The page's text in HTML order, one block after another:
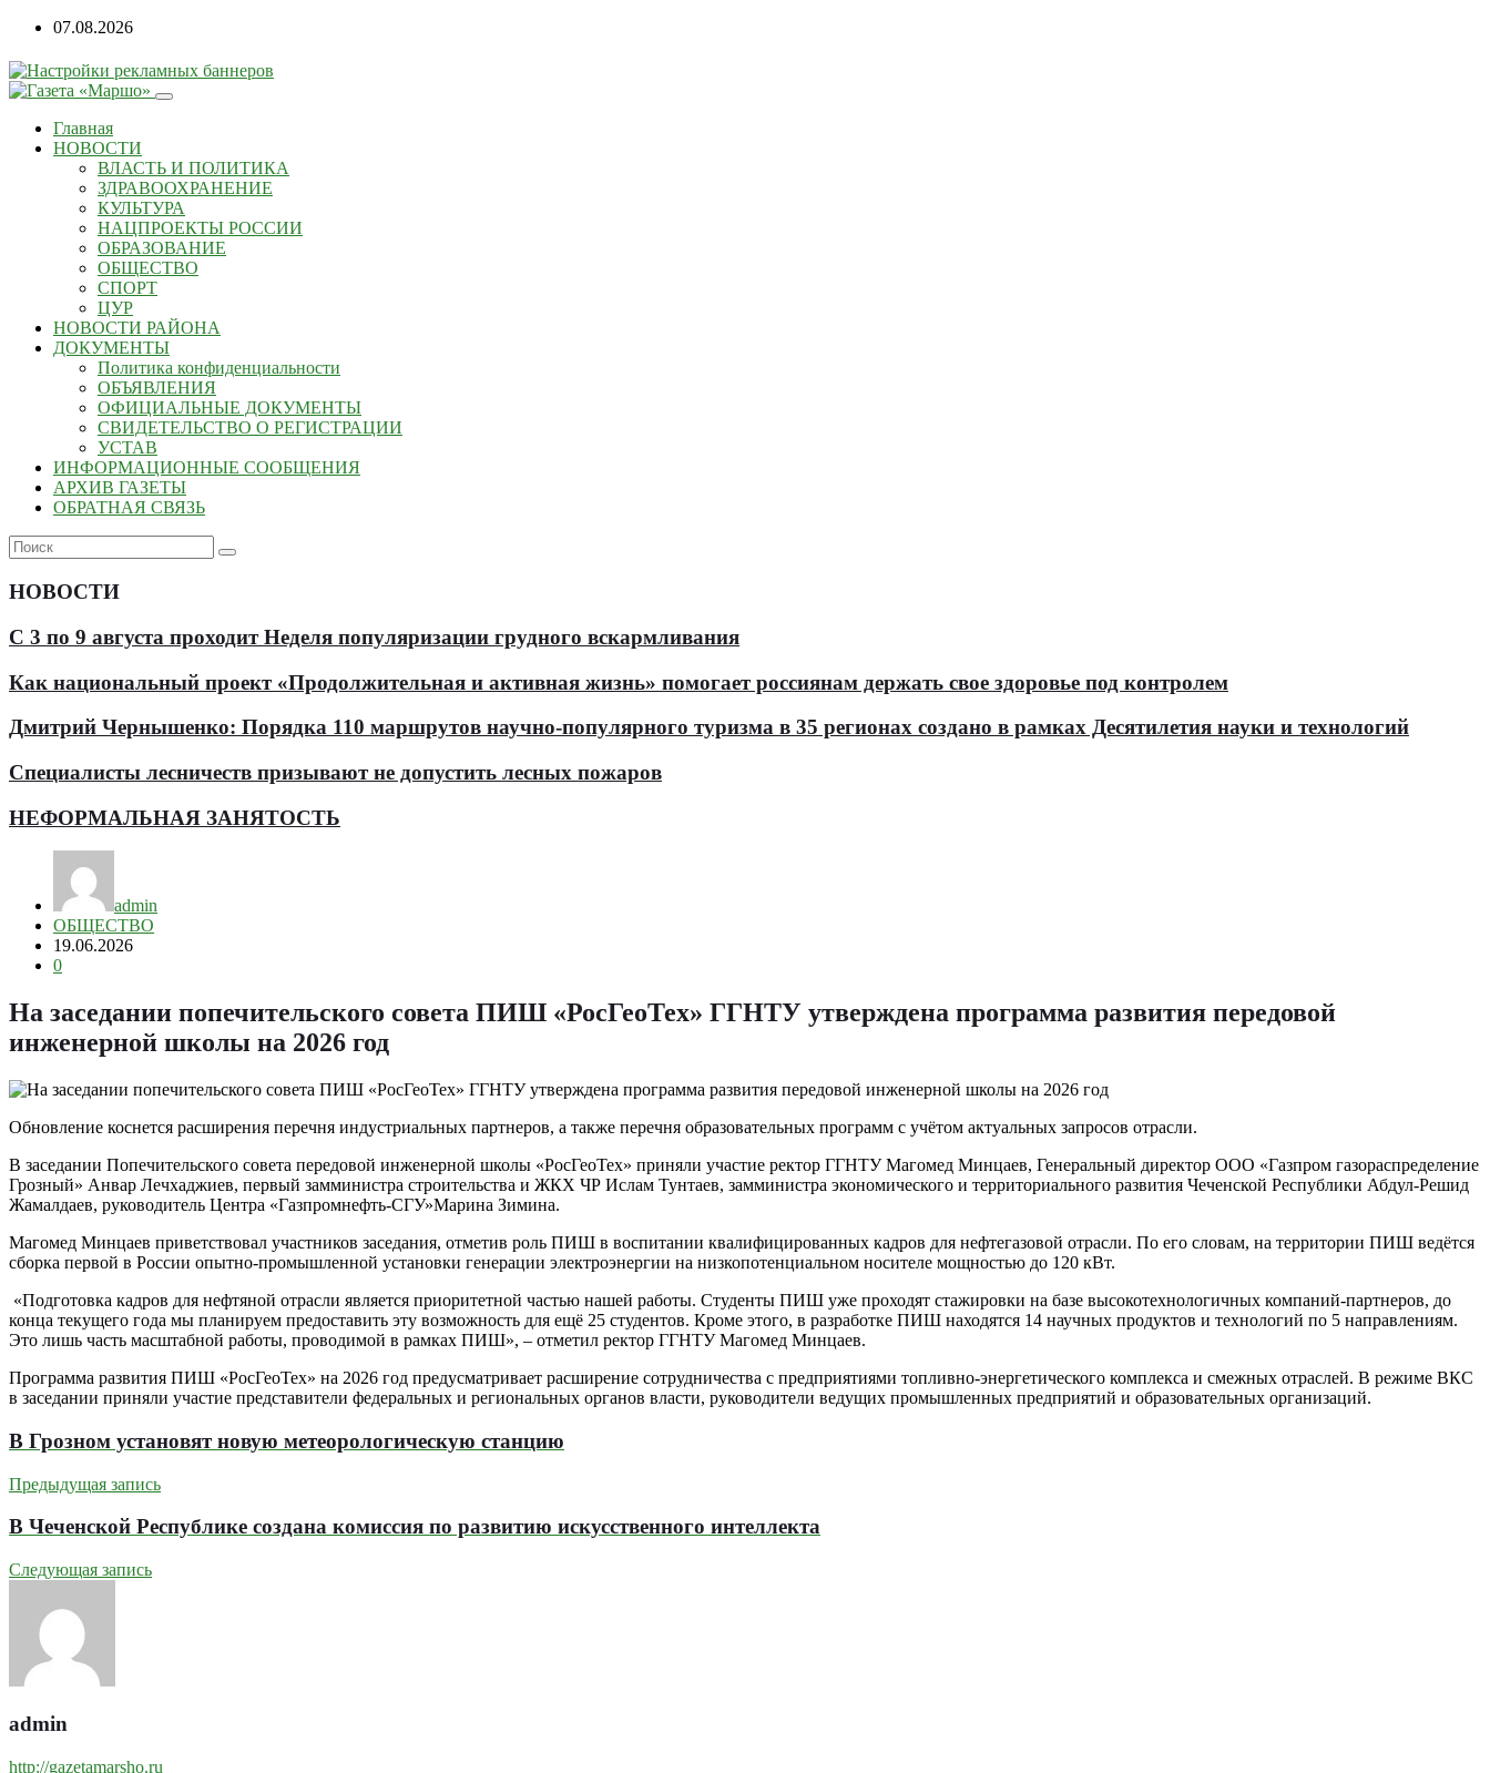
Перейти
содержанию
07.08.2026
Главная
НОВОСТИ
ВЛАСТЬ И ПОЛИТИКА
ЗДРАВООХРАНЕНИЕ
КУЛЬТУРА
НАЦПРОЕКТЫ РОССИИ
ОБРАЗОВАНИЕ
ОБЩЕСТВО
СПОРТ
ЦУР
НОВОСТИ РАЙОНА
ДОКУМЕНТЫ
Политика конфиденциальности
ОБЪЯВЛЕНИЯ
ОФИЦИАЛЬНЫЕ ДОКУМЕНТЫ
СВИДЕТЕЛЬСТВО О РЕГИСТРАЦИИ
УСТАВ
ИНФОРМАЦИОННЫЕ СООБЩЕНИЯ
АРХИВ ГАЗЕТЫ
ОБРАТНАЯ СВЯЗЬ
НОВОСТИ
С 3 по 9 августа проходит Неделя популяризации грудного вскармливания
Как национальный проект «Продолжительная и активная жизнь» помогает россиянам держать свое здоровье под контролем
Дмитрий Чернышенко: Порядка 110 маршрутов научно-популярного туризма в 35 регионах создано в рамках Десятилетия науки и технологий
Специалисты лесничеств призывают не допустить лесных пожаров
НЕФОРМАЛЬНАЯ ЗАНЯТОСТЬ
admin
ОБЩЕСТВО
19.06.2026
0
На заседании попечительского совета ПИШ «РосГеоТех» ГГНТУ утверждена программа развития передовой
инженерной школы на 2026 год
Обновление коснется расширения перечня индустриальных партнеров, а также перечня образовательных программ с учётом актуальных запросов отрасли.
В заседании Попечительского совета передовой инженерной школы «РосГеоТех» приняли участие ректор ГГНТУ Магомед Минцаев, Генеральный директор ООО «Газпром газораспределение
Грозный» Анвар Лечхаджиев, первый замминистра строительства и ЖКХ ЧР Ислам Тунтаев, замминистра экономического и территориального развития Чеченской Республики Абдул-Решид
Жамалдаев, руководитель Центра «Газпромнефть-СГУ»Марина Зимина.
Магомед Минцаев приветствовал участников заседания, отметив роль ПИШ в воспитании квалифицированных кадров для нефтегазовой отрасли. По его словам, на территории ПИШ ведётся
сборка первой в России опытно-промышленной установки генерации электроэнергии на низкопотенциальном носителе мощностью до 120 кВт.
«Подготовка кадров для нефтяной отрасли является приоритетной частью нашей работы. Студенты ПИШ уже проходят стажировки на базе высокотехнологичных компаний-партнеров, до
конца текущего года мы планируем предоставить эту возможность для ещё 25 студентов. Кроме этого, в разработке ПИШ находятся 14 научных продуктов и технологий по 5 направлениям.
Это лишь часть масштабной работы, проводимой в рамках ПИШ», – отметил ректор ГГНТУ Магомед Минцаев.
Программа развития ПИШ «РосГеоТех» на 2026 год предусматривает расширение сотрудничества с предприятиями топливно‑энергетического комплекса и смежных отраслей. В режиме ВКС
в заседании приняли участие представители федеральных и региональных органов власти, руководители ведущих промышленных предприятий и образовательных организаций.
В Грозном установят новую метеорологическую станцию
Предыдущая запись
В Чеченской Республике создана комиссия по развитию искусственного интеллекта
Следующая запись
admin
http://gazetamarsho.ru